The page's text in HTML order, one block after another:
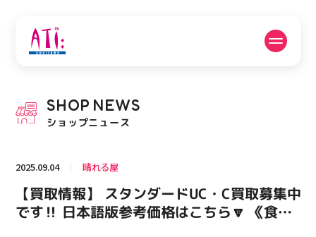
PICK UP NEWS
ピックアップニュース
フロアガイド 営業時間
SHOP NEWS
ショップニュース
2025.09.04 晴れる屋
【買取情報】 スタンダードUC・C買取募集中
です‼️ 日本語版参考価格はこちら🔽 《食糧